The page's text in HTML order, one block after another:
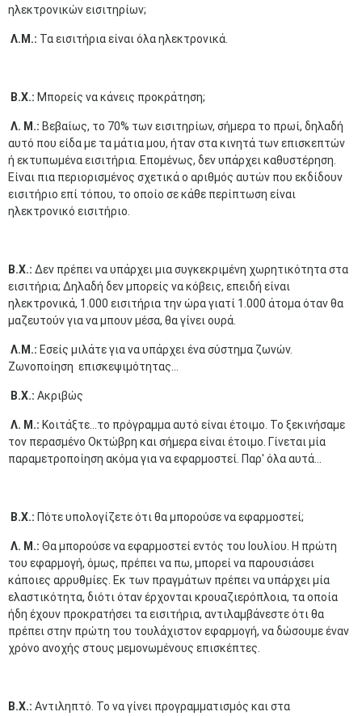
ηλεκτρονικών εισιτηρίων;
Λ.Μ.: Τα εισιτήρια είναι όλα ηλεκτρονικά.
Β.Χ.: Μπορείς να κάνεις προκράτηση;
Λ. Μ.: Βεβαίως, το 70% των εισιτηρίων, σήμερα το πρωί, δηλαδή
αυτό που είδα με τα μάτια μου, ήταν στα κινητά των επισκεπτών
ή εκτυπωμένα εισιτήρια. Επομένως, δεν υπάρχει καθυστέρηση.
Είναι πια περιορισμένος σχετικά ο αριθμός αυτών που εκδίδουν
εισιτήριο επί τόπου, το οποίο σε κάθε περίπτωση είναι
ηλεκτρονικό εισιτήριο.
Β.Χ.: Δεν πρέπει να υπάρχει μια συγκεκριμένη χωρητικότητα στα
εισιτήρια; Δηλαδή δεν μπορείς να κόβεις, επειδή είναι
ηλεκτρονικά, 1.000 εισιτήρια την ώρα γιατί 1.000 άτομα όταν θα
μαζευτούν για να μπουν μέσα, θα γίνει ουρά.
Λ.Μ.: Εσείς μιλάτε για να υπάρχει ένα σύστημα ζωνών.
Ζωνοποίηση επισκεψιμότητας...
Β.Χ.: Ακριβώς
Λ. Μ.: Κοιτάξτε...το πρόγραμμα αυτό είναι έτοιμο. Το ξεκινήσαμε
τον περασμένο Οκτώβρη και σήμερα είναι έτοιμο. Γίνεται μία
παραμετροποίηση ακόμα για να εφαρμοστεί. Παρ' όλα αυτά...
Β.Χ.: Πότε υπολογίζετε ότι θα μπορούσε να εφαρμοστεί;
Λ. Μ.: Θα μπορούσε να εφαρμοστεί εντός του Ιουλίου. Η πρώτη
του εφαρμογή, όμως, πρέπει να πω, μπορεί να παρουσιάσει
κάποιες αρρυθμίες. Εκ των πραγμάτων πρέπει να υπάρχει μία
ελαστικότητα, διότι όταν έρχονται κρουαζιερόπλοια, τα οποία
ήδη έχουν προκρατήσει τα εισιτήρια, αντιλαμβάνεστε ότι θα
πρέπει στην πρώτη του τουλάχιστον εφαρμογή, να δώσουμε έναν
χρόνο ανοχής στους μεμονωμένους επισκέπτες.
Β.Χ.: Αντιληπτό. Το να γίνει προγραμματισμός και στα